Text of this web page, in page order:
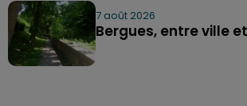
7 août 2026
Bergues, entre ville